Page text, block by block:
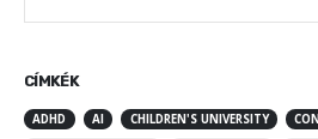
CÍMKÉK
ADHD AI CHILDREN'S UNIVERSITY